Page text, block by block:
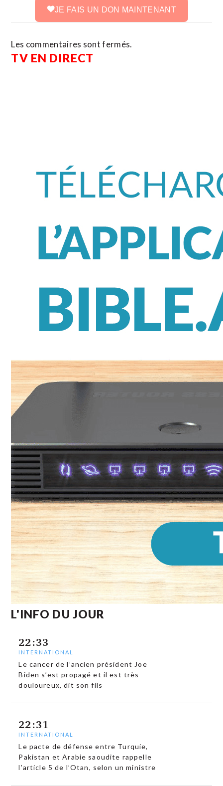
JE FAIS UN DON MAINTENANT
Les commentaires sont fermés.
TV EN DIRECT
L'INFO DU JOUR
22:33
INTERNATIONAL
Le cancer de l’ancien président Joe
Biden s’est propagé et il est très
douloureux, dit son fils
22:31
INTERNATIONAL
Le pacte de défense entre Turquie,
Pakistan et Arabie saoudite rappelle
l’article 5 de l’Otan, selon un ministre